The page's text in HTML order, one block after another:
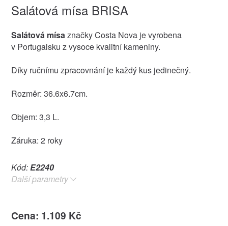
Salátová mísa BRISA
Salátová mísaznačky Costa Nova je vyrobena
v Portugalsku z vysoce kvalitní kameniny.
Díky ručnímu zpracovnání je každý kus jedinečný.
Rozměr: 36.6x6.7cm.
Objem: 3,3 L.
Záruka: 2 roky
Kód:E2240
Další parametry
Cena: 1.109 Kč